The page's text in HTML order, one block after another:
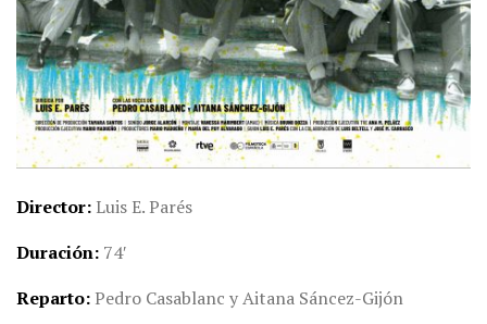
Director Luis E. Parés
Duración 74′
Reparto Pedro Casablanc y Aitana Sáncez-Gijón